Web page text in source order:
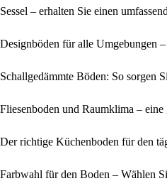
Sessel – erhalten Sie einen
Designböden für alle Umgebungen
Schallgedämmte Böden: So sorgen
Fliesenboden und Raumklima –
Der richtige Küchenboden für den
Farbwahl für den Boden – Wählen